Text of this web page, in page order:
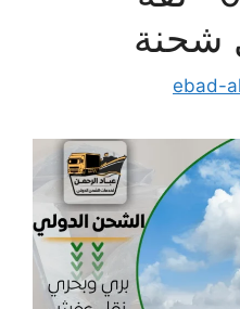
شحنة
ebad-